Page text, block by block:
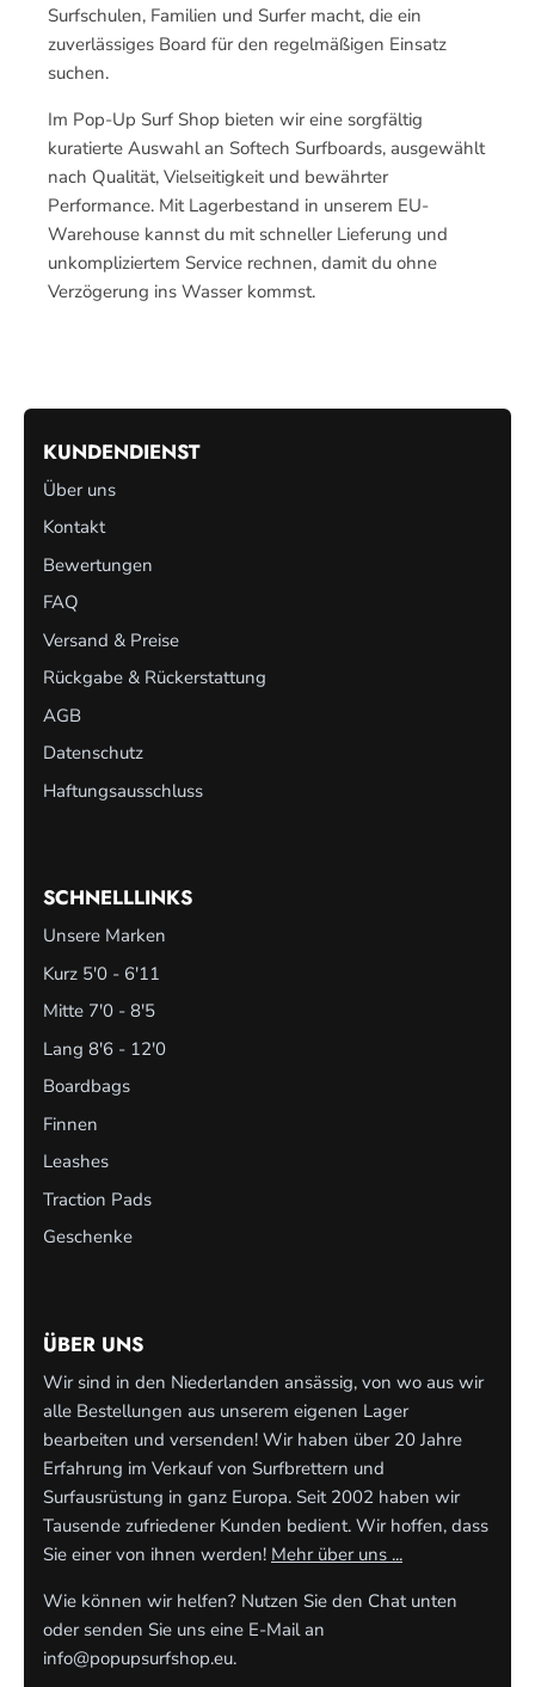
Surfschulen, Familien und Surfer macht, die ein
zuverlässiges Board für den regelmäßigen Einsatz
suchen.
Im Pop-Up Surf Shop bieten wir eine sorgfältig
kuratierte Auswahl an Softech Surfboards, ausgewählt
nach Qualität, Vielseitigkeit und bewährter
Performance. Mit Lagerbestand in unserem EU-
Warehouse kannst du mit schneller Lieferung und
unkompliziertem Service rechnen, damit du ohne
Verzögerung ins Wasser kommst.
KUNDENDIENST
Über uns
Kontakt
Bewertungen
FAQ
Versand & Preise
Rückgabe & Rückerstattung
AGB
Datenschutz
Haftungsausschluss
SCHNELLLINKS
Unsere Marken
Kurz 5'0 - 6'11
Mitte 7'0 - 8'5
Lang 8'6 - 12'0
Boardbags
Finnen
Leashes
Traction Pads
Geschenke
ÜBER UNS
Wir sind in den Niederlanden ansässig, von wo aus wir
alle Bestellungen aus unserem eigenen Lager
bearbeiten und versenden! Wir haben über 20 Jahre
Erfahrung im Verkauf von Surfbrettern und
Surfausrüstung in ganz Europa. Seit 2002 haben wir
Tausende zufriedener Kunden bedient. Wir hoffen, dass
Sie einer von ihnen werden! Mehr über uns ...
Wie können wir helfen? Nutzen Sie den Chat unten
oder senden Sie uns eine E-Mail an
info@popupsurfshop.eu.